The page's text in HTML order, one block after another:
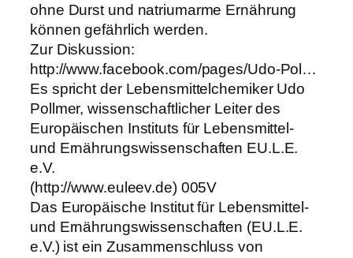
ohne Durst und natriumarme Ernährung
können gefährlich werden.
Zur Diskussion:
http://www.facebook.com/pages/Udo-Pol…
Es spricht der Lebensmittelchemiker Udo
Pollmer, wissenschaftlicher Leiter des
Europäischen Instituts für Lebensmittel-
und Ernährungswissenschaften EU.L.E.
e.V.
(‪http://www.euleev.de‬) 005V
Das Europäische Institut für Lebensmittel-
und Ernährungswissenschaften (EU.L.E.
e.V.) ist ein Zusammenschluss von